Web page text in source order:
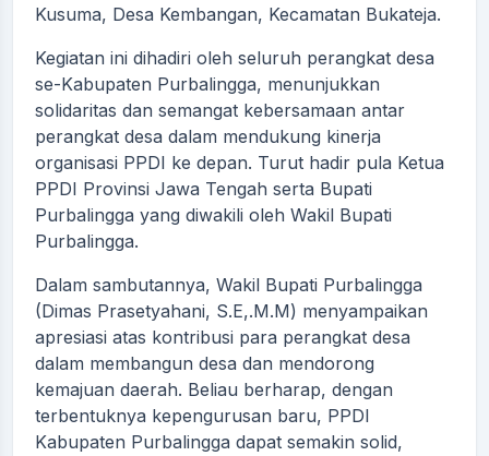
Kusuma, Desa Kembangan, Kecamatan Bukateja.
Kegiatan ini dihadiri oleh seluruh perangkat desa
se-Kabupaten Purbalingga, menunjukkan
solidaritas dan semangat kebersamaan antar
perangkat desa dalam mendukung kinerja
organisasi PPDI ke depan. Turut hadir pula Ketua
PPDI Provinsi Jawa Tengah serta Bupati
Purbalingga yang diwakili oleh Wakil Bupati
Purbalingga.
Dalam sambutannya, Wakil Bupati Purbalingga
(Dimas Prasetyahani, S.E,.M.M) menyampaikan
apresiasi atas kontribusi para perangkat desa
dalam membangun desa dan mendorong
kemajuan daerah. Beliau berharap, dengan
terbentuknya kepengurusan baru, PPDI
Kabupaten Purbalingga dapat semakin solid,